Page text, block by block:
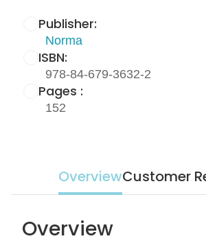
Publisher:
Norma
ISBN:
978-84-679-3632-2
Pages :
152
OverviewCustomer
Overview